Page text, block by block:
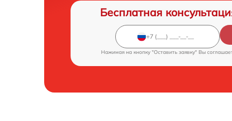
Бесплатная
Нажимая на кнопку "Оставить заявку" Вы